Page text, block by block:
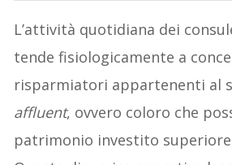
L’attività quotidiana dei
tende fisiologicamente a
risparmiatori appartenenti al
affluent, ovvero coloro che
patrimonio investito